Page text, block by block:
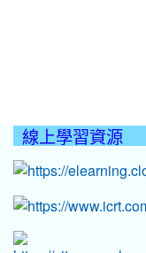
線上學習資源